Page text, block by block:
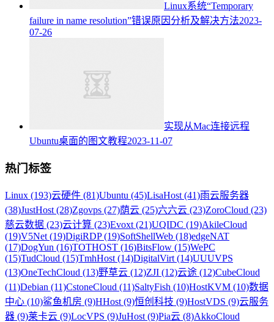
Linux系统“Temporary
failure in name resolution”错误原因分析及解决方法2023-
07-26
实现从Mac连接远程
Ubuntu桌面的图文教程2023-11-07
热门标签
Linux (193)云硬件 (81)Ubuntu (45)LisaHost (41)雨云服务器
(38)JustHost (28)Zgovps (27)荫云 (25)六六云 (23)ZoroCloud (23)
慈云数据 (23)云计算 (23)Evoxt (21)UQIDC (19)AkileCloud
(19)V5Net (19)DigiRDP (19)SoftShellWeb (18)edgeNAT
(17)DogYun (16)TOTHOST (16)BitsFlow (15)WePC
(15)TudCloud (15)TmhHost (14)DigitalVirt (14)UUUVPS
(13)OneTechCloud (13)野草云 (12)ZJI (12)云途 (12)CubeCloud
(11)Debian (11)CstoneCloud (11)SaltyFish (10)HostKVM (10)数据
中心 (10)鲨鱼机房 (9)HHost (9)恒创科技 (9)HostVDS (9)云服务
器 (9)莱卡云 (9)LocVPS (9)JuHost (9)Pia云 (8)AkkoCloud